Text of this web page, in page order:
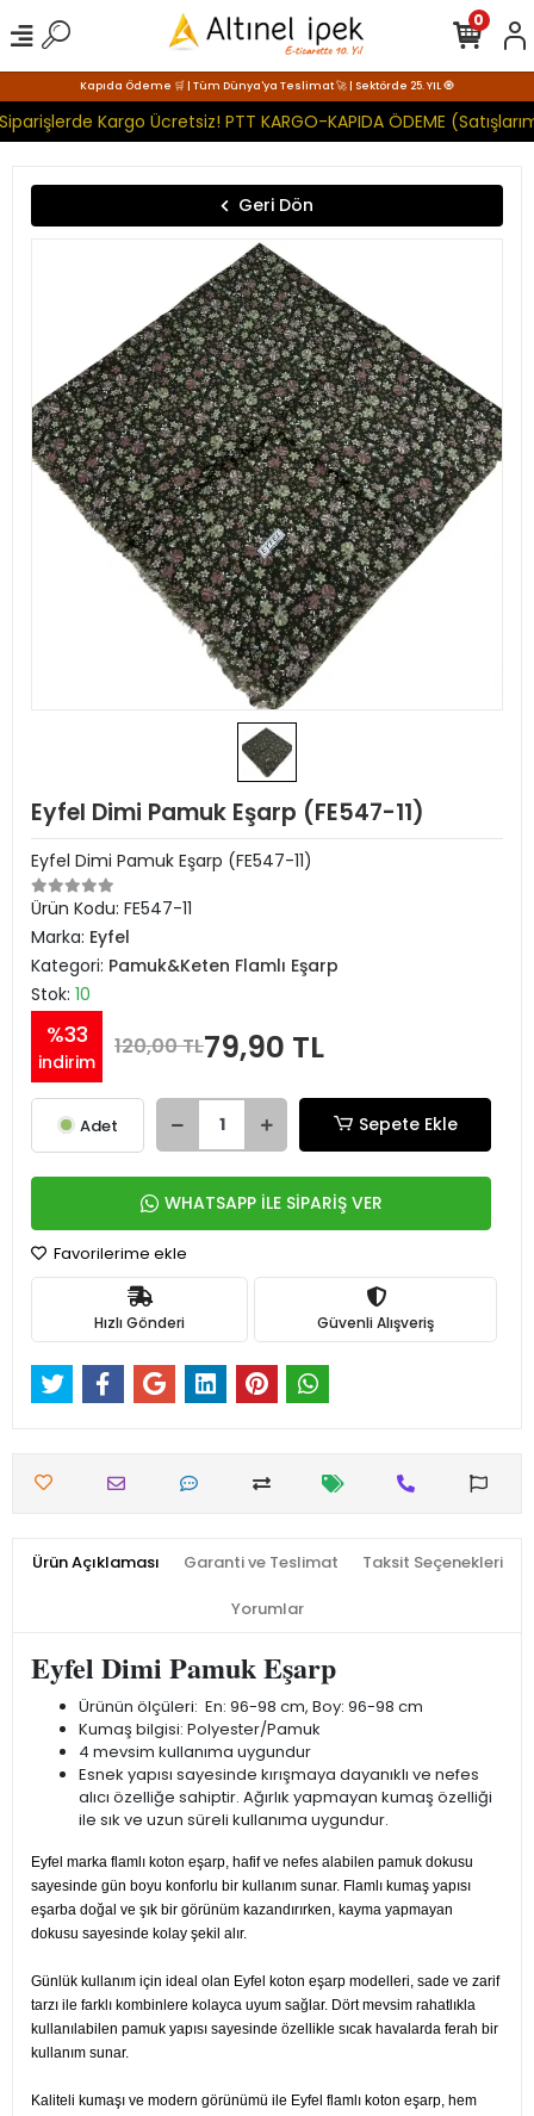
Kapıda Ödeme 🛒 | Tüm Dünya'ya Teslimat 🚀 | Sektörde 25. YIL 🧿
Kargo Ücretsiz! PTT KARGO-KAPIDA ÖDEME
0
Geri Dön
Eyfel Dimi Pamuk Eşarp (FE547-11)
Eyfel Dimi Pamuk Eşarp (FE547-11)
Ürün Kodu: FE547-11
Marka: Eyfel
Kategori: Pamuk&Keten Flamlı Eşarp
Stok: 10
%33
indirim
120,00 TL79,90 TL
Adet Sepete Ekle
WHATSAPP İLE SİPARİŞ VER
Favorilerime ekle
Hızlı Gönderi Güvenli Alışveriş
Ürün Açıklaması Garanti ve Teslimat Taksit Seçenekleri
Yorumlar
Eyfel Dimi Pamuk Eşarp
Ürünün ölçüleri: En: 96-98 cm, Boy: 96-98 cm
Kumaş bilgisi: Polyester/Pamuk
4 mevsim kullanıma uygundur
Esnek yapısı sayesinde kırışmaya dayanıklı ve nefes
alıcı özelliğe sahiptir. Ağırlık yapmayan kumaş özelliği
ile sık ve uzun süreli kullanıma uygundur.
Eyfel marka flamlı koton eşarp, hafif ve nefes alabilen pamuk dokusu
sayesinde gün boyu konforlu bir kullanım sunar. Flamlı kumaş yapısı
eşarba doğal ve şık bir görünüm kazandırırken, kayma yapmayan
dokusu sayesinde kolay şekil alır.
Günlük kullanım için ideal olan Eyfel koton eşarp modelleri, sade ve zarif
tarzı ile farklı kombinlere kolayca uyum sağlar. Dört mevsim rahatlıkla
kullanılabilen pamuk yapısı sayesinde özellikle sıcak havalarda ferah bir
kullanım sunar.
Kaliteli kumaşı ve modern görünümü ile Eyfel flamlı koton eşarp, hem